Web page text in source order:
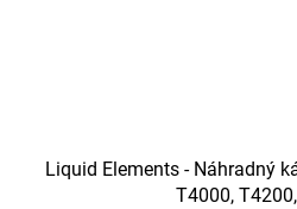
Liquid Elements - Náhradný
T4000,